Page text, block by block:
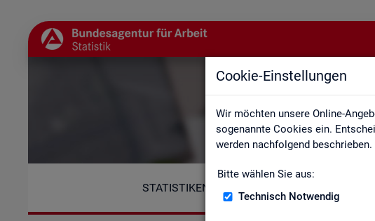
Cookie-Einstellungen
Wir möchten unsere Online-
sogenannte Cookies ein.
werden nachfolgend
Bitte wählen Sie aus:
Technisch Notwendig
STATISTIKEN